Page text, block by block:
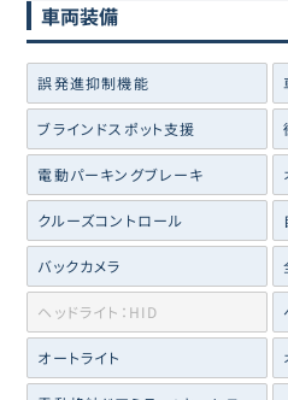
車両装備
誤発進抑制機能
ブラインドスポット支援
電動パーキングブレーキ
クルーズコントロール
バックカメラ
ヘッドライト：HID
オートライト